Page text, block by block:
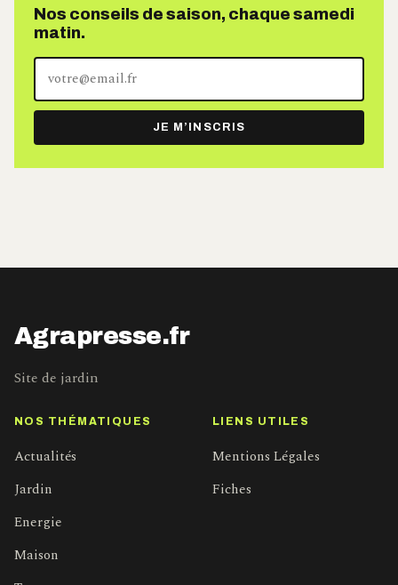
Nos conseils de saison, chaque samedi
matin.
Votre
adresse
e-
mail
JE M’INSCRIS
Agrapresse.fr
Site de jardin
NOS THÉMATIQUES
Actualités
Jardin
Energie
Maison
LIENS UTILES
Mentions Légales
Fiches